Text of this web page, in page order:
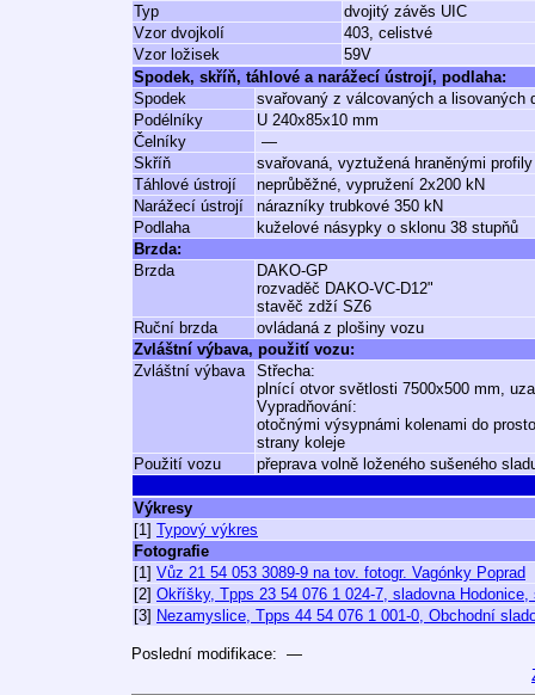
Typ
dvojitý závěs UIC
Vzor dvojkolí
403, celistvé
Vzor ložisek
59V
Spodek, skříň, táhlové a narážecí ústrojí, podlaha:
Spodek
svařovaný z válcovaných a lisovaných
Podélníky
U 240x85x10 mm
Čelníky
—
Skříň
svařovaná, vyztužená hraněnými profily
Táhlové ústrojí
neprůběžné, vypružení 2x200 kN
Narážecí ústrojí
nárazníky trubkové 350 kN
Podlaha
kuželové násypky o sklonu 38 stupňů
Brzda:
Brzda
DAKO-GP
rozvaděč DAKO-VC-D12"
stavěč zdží SZ6
Ruční brzda
ovládaná z plošiny vozu
Zvláštní výbava, použití vozu:
Zvláštní výbava
Střecha:
plnící otvor světlosti 7500x500 mm,
Vypradňování:
otočnými výsypnámi kolenami do
strany koleje
Použití vozu
přeprava volně loženého sušeného
Výkresy
[1] Typový výkres
Fotografie
[1] Vůz 21 54 053 3089-9 na tov. fotogr. Vagónky Poprad
[2] Okříšky, Tpps 23 54 076 1 024-7, sladovna Hodonice,
[3] Nezamyslice, Tpps 44 54 076 1 001-0, Obchodní
Poslední modifikace: —